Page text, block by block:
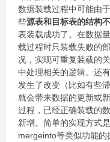
数据装载过程中可能由
些源表和目标表的结构
表装载成功了。在数据
载过程时只装载失败的
况，实现可重复装载的
中处理相关的逻辑。还
发生了改变（比如有些
就会带来数据的更新或
过程，已经正确装载的
新增。简单的实现方式
mergeinto等类似功能的